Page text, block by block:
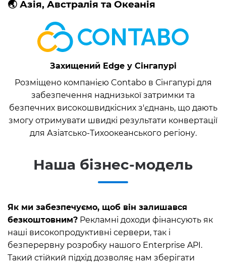
🌏 Азія, Австралія та Океанія
Захищений Edge у Сінгапурі
Розміщено компанією Contabo в Сінгапурі для
забезпечення наднизької затримки та
безпечних високошвидкісних з'єднань, що дають
змогу отримувати швидкі результати конвертації
для Азіатсько-Тихоокеанського регіону.
Наша бізнес-модель
Як ми забезпечуємо, щоб він залишався
безкоштовним? Рекламні доходи фінансують як
наші високопродуктивні сервери, так і
безперервну розробку нашого Enterprise API.
Такий стійкий підхід дозволяє нам зберігати